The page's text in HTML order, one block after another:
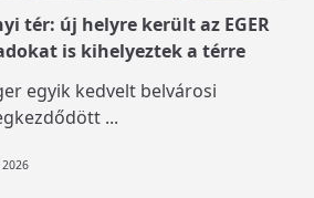
tér: új helyre került az EGER
is kihelyeztek a térre
egyik kedvelt belvárosi
...
2026